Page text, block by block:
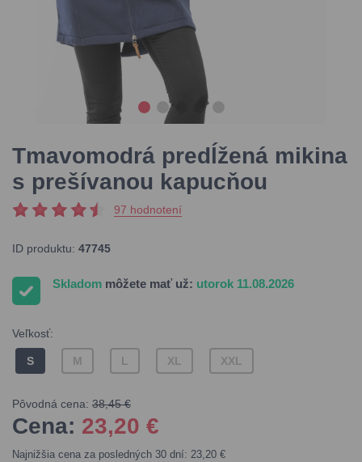
Tmavomodrá predĺžená mikina
s prešívanou kapucňou
97 hodnotení
ID produktu: 47745
Skladom môžete mať už: utorok 11.08.2026
Veľkosť:
S M L XL XXL
Pôvodná cena: 38,45 €
Cena: 23,20 €
Najnižšia cena za posledných 30 dní: 23,20 €